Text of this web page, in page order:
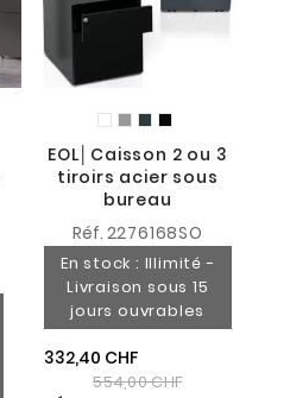
EOL│Caisson 2 ou 3
tiroirs acier sous
bureau
Réf. 2276168SO
En stock : Illimité -
Livraison sous 15
jours ouvrables
332,40 CHF
554,00 CHF